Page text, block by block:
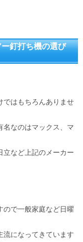
釘打ち機の選び
ではもちろんありませ
名なのはマックス、マ
立など上記のメーカー
ので一般家庭など日曜
流になってきています